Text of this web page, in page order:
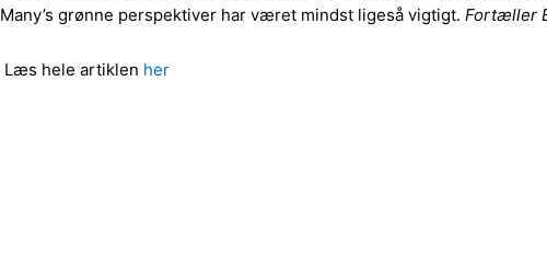
Many’s grønne perspektiver har været mindst ligeså vigtigt. Fortæller
Læs hele artiklen her